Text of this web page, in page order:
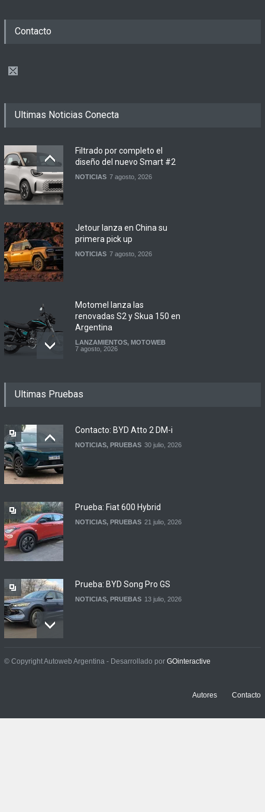
Contacto
Ultimas Noticias Conecta
Filtrado por completo el
diseño del nuevo Smart #2
NOTICIAS 7 agosto, 2026
Jetour lanza en China su
primera pick up
NOTICIAS 7 agosto, 2026
Motomel lanza las
renovadas S2 y Skua 150 en
Argentina
LANZAMIENTOS, MOTOWEB
7 agosto, 2026
firmaron un acuerdo
Ultimas Pruebas
Contacto: BYD Atto 2 DM-i
NOTICIAS, PRUEBAS 30 julio, 2026
Prueba: Fiat 600 Hybrid
NOTICIAS, PRUEBAS 21 julio, 2026
Prueba: BYD Song Pro GS
NOTICIAS, PRUEBAS 13 julio, 2026
Contacto: Jeep Wrangler
© Copyright Autoweb Argentina - Desarrollado por GOinteractive
Autores Contacto